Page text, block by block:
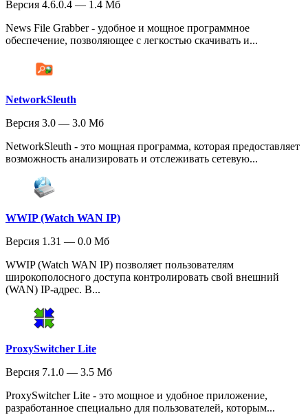
Версия 4.6.0.4 — 1.4 Мб
News File Grabber - удобное и мощное программное
обеспечение, позволяющее с легкостью скачивать и...
NetworkSleuth
Версия 3.0 — 3.0 Мб
NetworkSleuth - это мощная программа, которая предоставляет
возможность анализировать и отслеживать сетевую...
WWIP (Watch WAN IP)
Версия 1.31 — 0.0 Мб
WWIP (Watch WAN IP) позволяет пользователям
широкополосного доступа контролировать свой внешний
(WAN) IP-адрес. В...
ProxySwitcher Lite
Версия 7.1.0 — 3.5 Мб
ProxySwitcher Lite - это мощное и удобное приложение,
разработанное специально для пользователей, которым...